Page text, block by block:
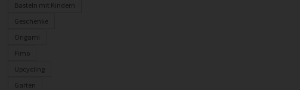
Basteln mit Kindern
Geschenke
Origami
Fimo
Upcycling
Garten